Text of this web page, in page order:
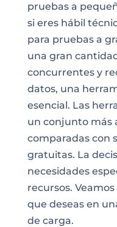
pruebas a
si eres hábil
para pruebas a
una gran
concurrentes y
datos, una
esencial. Las
un conjunto más
comparadas con
gratuitas. La
necesidades
recursos.
que deseas en
de carga.